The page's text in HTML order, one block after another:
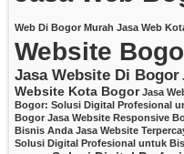
Web Di Bogor Murah Jasa Web
Website
Jasa Website Di Bogor
Website Kota Bogor Jasa
Bogor: Solusi Digital Profesional
Bogor Jasa Website Responsive
Bisnis Anda Jasa Website
Solusi Digital Profesional untuk